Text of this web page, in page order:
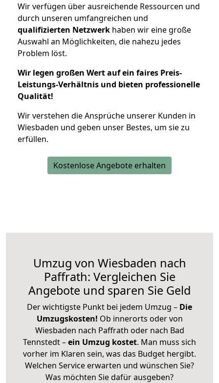
Wir verfügen über ausreichende Ressourcen und
durch unseren umfangreichen und
qualifizierten Netzwerk haben wir eine große
Auswahl an Möglichkeiten, die nahezu jedes
Problem löst.
Wir legen großen Wert auf ein faires Preis-
Leistungs-Verhältnis und bieten professionelle
Qualität!
Wir verstehen die Ansprüche unserer Kunden in
Wiesbaden und geben unser Bestes, um sie zu
erfüllen.
Kostenlose Angebote erhalten
Umzug von Wiesbaden nach
Paffrath: Vergleichen Sie
Angebote und sparen Sie Geld
Der wichtigste Punkt bei jedem Umzug – Die
Umzugskosten! Ob innerorts oder von
Wiesbaden nach Paffrath oder nach Bad
Tennstedt –ein Umzug kostet. Man muss sich
vorher im Klaren sein, was das Budget hergibt.
Welchen Service erwarten und wünschen Sie?
Was möchten Sie dafür ausgeben?